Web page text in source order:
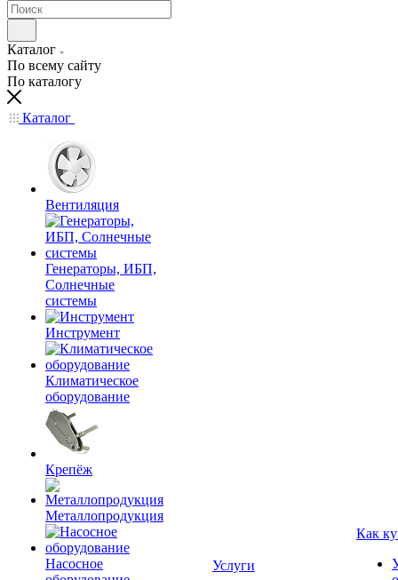
Каталог
По всему сайту
По каталогу
Каталог
Вентиляция
Генераторы, ИБП,
Солнечные
системы
Инструмент
Климатическое
оборудование
Крепёж
Металлопродукция
Насосное
Услуги
Как